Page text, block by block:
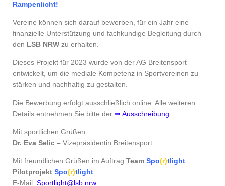
Rampenlicht!
Vereine können sich darauf bewerben, für ein Jahr eine
finanzielle Unterstützung und fachkundige Begleitung durch
den LSB NRW zu erhalten.
Dieses Projekt für 2023 wurde von der AG Breitensport
entwickelt, um die mediale Kompetenz in Sportvereinen zu
stärken und nachhaltig zu gestalten.
Die Bewerbung erfolgt ausschließlich online. Alle weiteren
Details entnehmen Sie bitte der ⇒ Ausschreibung.
Mit sportlichen Grüßen
Dr. Eva Selic – Vizepräsidentin Breitensport
Mit freundlichen Grüßen im Auftrag Team Spo(r)tlight
Pilotprojekt Spo(r)tlight
E-Mail: Sportlight@lsb.nrw